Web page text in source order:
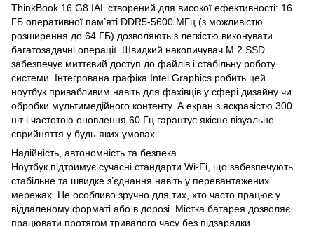
ThinkBook 16 G8 IAL створений для високої ефективності: 16
ГБ оперативної пам’яті DDR5-5600 МГц (з можливістю
розширення до 64 ГБ) дозволяють з легкістю виконувати
багатозадачні операції. Швидкий накопичувач M.2 SSD
забезпечує миттєвий доступ до файлів і стабільну роботу
системи. Інтегрована графіка Intel Graphics робить цей
ноутбук привабливим навіть для фахівців у сфері дизайну чи
обробки мультимедійного контенту. А екран з яскравістю 300
ніт і частотою оновлення 60 Гц гарантує якісне візуальне
сприйняття у будь-яких умовах.
Надійність, автономність та безпека
Ноутбук підтримує сучасні стандарти Wi-Fi, що забезпечують
стабільне та швидке з’єднання навіть у перевантажених
мережах. Це особливо зручно для тих, хто часто працює у
віддаленому форматі або в дорозі. Містка батарея дозволяє
працювати протягом тривалого часу без підзарядки,